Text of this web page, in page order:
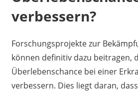
verbessern?
Forschungsprojekte zur
können definitiv dazu beitragen,
Überlebenschance bei einer
verbessern. Dies liegt daran,